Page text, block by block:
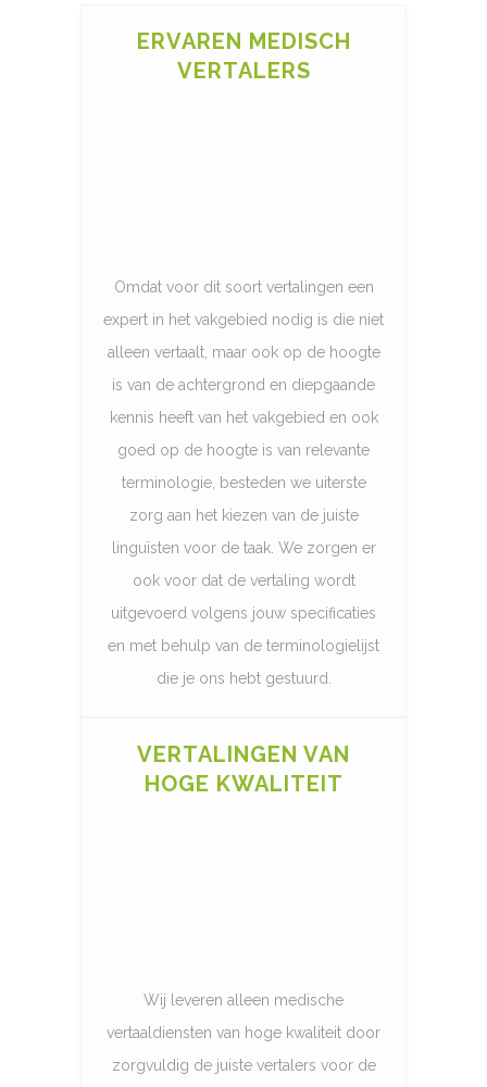
ERVAREN MEDISCH
VERTALERS
Omdat voor dit soort vertalingen een
expert in het vakgebied nodig is die niet
alleen vertaalt, maar ook op de hoogte
is van de achtergrond en diepgaande
kennis heeft van het vakgebied en ook
goed op de hoogte is van relevante
terminologie, besteden we uiterste
zorg aan het kiezen van de juiste
linguïsten voor de taak. We zorgen er
ook voor dat de vertaling wordt
uitgevoerd volgens jouw specificaties
en met behulp van de terminologielijst
die je ons hebt gestuurd.
VERTALINGEN VAN
HOGE KWALITEIT
Wij leveren alleen medische
vertaaldiensten van hoge kwaliteit door
zorgvuldig de juiste vertalers voor de